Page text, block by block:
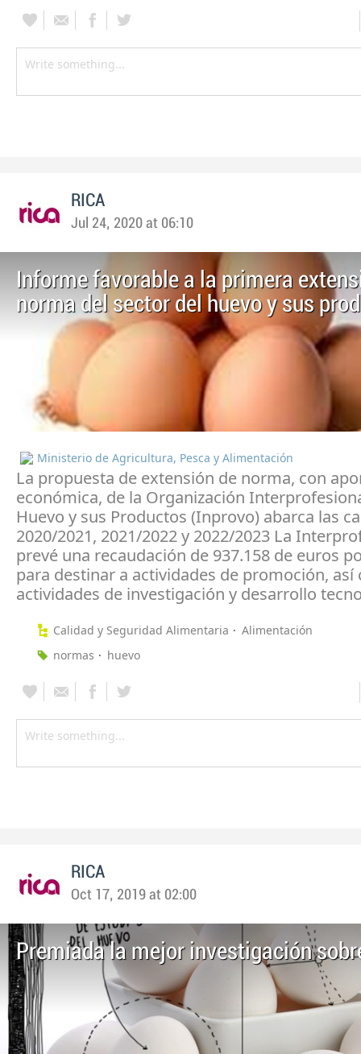
RICA
Jul 24, 2020 at 06:10
Informe favorable a la primera
norma del sector del huevo y sus
Ministerio de Agricultura, Pesca y Alimentación
La propuesta de extensión de norma, con
económica, de la Organización
Huevo y sus Productos (Inprovo) abarca las
2020/2021, 2021/2022 y 2022/2023 La
prevé una recaudación de 937.158 de euros
para destinar a actividades de promoción, así
actividades de investigación y desarrollo
Calidad y Seguridad Alimentaria
Alimentación
normas
huevo
RICA
Oct 17, 2019 at 02:00
Premiada la mejor investigación